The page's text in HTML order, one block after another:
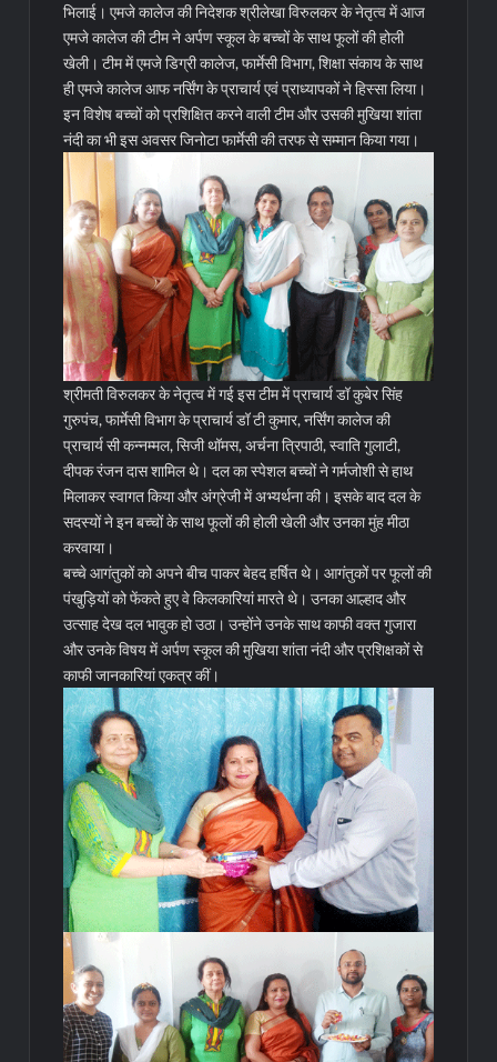
भिलाई। एमजे कालेज की निदेशक श्रीलेखा विरुलकर के नेतृत्व में आज
एमजे कालेज की टीम ने अर्पण स्कूल के बच्चों के साथ फूलों की होली
खेली। टीम में एमजे डिग्री कालेज, फार्मेसी विभाग, शिक्षा संकाय के साथ
ही एमजे कालेज आफ नर्सिंग के प्राचार्य एवं प्राध्यापकों ने हिस्सा लिया।
इन विशेष बच्चों को प्रशिक्षित करने वाली टीम और उसकी मुखिया शांता
नंदी का भी इस अवसर जिनोटा फार्मेसी की तरफ से सम्मान किया गया।
श्रीमती विरुलकर के नेतृत्व में गई इस टीम में प्राचार्य डॉ कुबेर सिंह
गुरुपंच, फार्मेसी विभाग के प्राचार्य डॉ टी कुमार, नर्सिंग कालेज की
प्राचार्य सी कन्नम्मल, सिजी थॉमस, अर्चना त्रिपाठी, स्वाति गुलाटी,
दीपक रंजन दास शामिल थे। दल का स्पेशल बच्चों ने गर्मजोशी से हाथ
मिलाकर स्वागत किया और अंग्रेजी में अभ्यर्थना की। इसके बाद दल के
सदस्यों ने इन बच्चों के साथ फूलों की होली खेली और उनका मुंह मीठा
करवाया।
बच्चे आगंतुकों को अपने बीच पाकर बेहद हर्षित थे। आगंतुकों पर फूलों की
पंखुड़ियों को फेंकते हुए वे किलकारियां मारते थे। उनका आल्हाद और
उत्साह देख दल भावुक हो उठा। उन्होंने उनके साथ काफी वक्त गुजारा
और उनके विषय में अर्पण स्कूल की मुखिया शांता नंदी और प्रशिक्षकों से
काफी जानकारियां एकत्र कीं।